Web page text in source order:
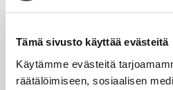
Tämä sivusto käyttää evästeitä
Käytämme evästeitä
räätälöimiseen, sosiaalisen